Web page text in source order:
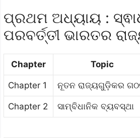
ପ୍ରଥମ ଅଧ୍ୟାୟ :
ପରବର୍ତ୍ତୀ ଭାରତର
Chapter Topic
Chapter 1 ନୂତନ ରାଜ୍ୟଗୁଡ଼ିକର
Chapter 2 ସାମ୍ବିଧାନିକ ବ୍ୟବସ୍ଥା